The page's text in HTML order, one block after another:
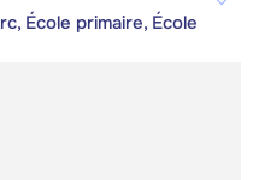
École primaire, École